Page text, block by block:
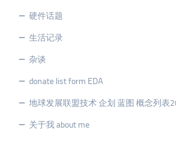
硬件话题
生活记录
杂谈
donate list form EDA
地球发展联盟技术 企划 蓝图 概念列表
关于我 about me